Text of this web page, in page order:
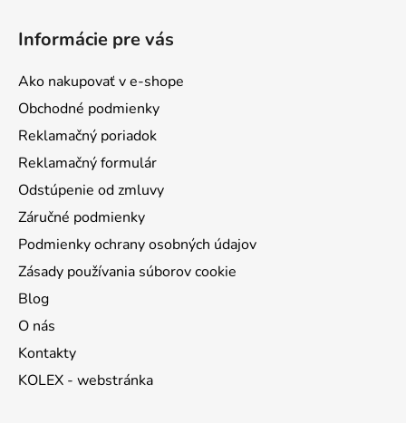
Informácie pre vás
Ako nakupovať v e-shope
Obchodné podmienky
Reklamačný poriadok
Reklamačný formulár
Odstúpenie od zmluvy
Záručné podmienky
Podmienky ochrany osobných údajov
Zásady používania súborov cookie
Blog
O nás
Kontakty
KOLEX - webstránka